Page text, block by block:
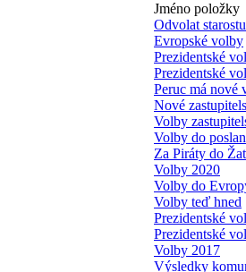
Jméno položky
Odvolat
Evropské volby
Prezidentské
Prezidentské
Peruc má nové
Nové
Volby
Volby do
Za Piráty do
Volby 2020
Volby do
Volby teď hned
Prezidentské
Prezidentské
Volby 2017
Výsledky